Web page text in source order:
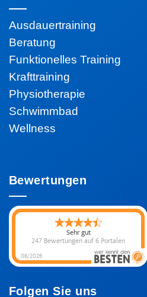
Ausdauertraining
Beratung
Funktionelles Training
Krafttraining
Physiotherapie
Schwimmbad
Wellness
Bewertungen
Sehr gut
247 Bewertungenauf 6 Portalen
08/2026
Folgen Sie uns